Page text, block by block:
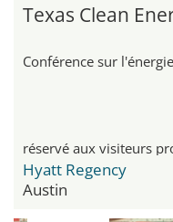
Texas Clean
Conférence sur
réservé aux visiteurs
Hyatt Regency
Austin